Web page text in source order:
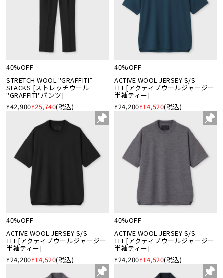
40%OFF
STRETCH WOOL "GRAFFITI”
SLACKS [ストレッチウール
"GRAFFITI"パンツ]
¥42,900¥25,740(税込)
40%OFF
ACTIVE WOOL JERSEY S/S
TEE[アクティブウールジャージー
半袖ティー]
¥24,200¥14,520(税込)
40%OFF
ACTIVE WOOL JERSEY S/S
TEE[アクティブウールジャージー
半袖ティー]
¥24,200¥14,520(税込)
40%OFF
ACTIVE WOOL JERSEY S/S
TEE[アクティブウールジャージー
半袖ティー]
¥24,200¥14,520(税込)